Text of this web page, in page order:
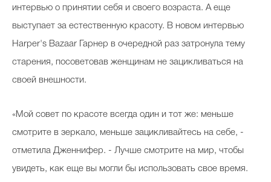
интервью о принятии себя и своего возраста. А еще
выступает за естественную красоту. В новом интервью
Harper's Bazaar Гарнер в очередной раз затронула тему
старения, посоветовав женщинам не зацикливаться на
своей внешности.
«Мой совет по красоте всегда один и тот же: меньше
смотрите в зеркало, меньше зацикливайтесь на себе, -
отметила Дженнифер. - Лучше смотрите на мир, чтобы
увидеть, как еще вы могли бы использовать свое время.